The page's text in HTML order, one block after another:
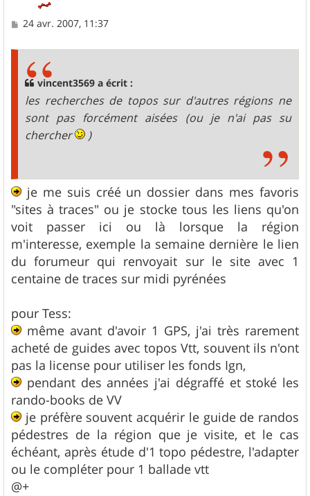
M
24 avr. 2007, 11:37
vincent3569 a écrit :
les recherches de topos sur d'autres régions ne
sont pas forcément aisées (ou je n'ai pas su
chercher
)
je me suis créé un dossier dans mes favoris
"sites à traces" ou je stocke tous les liens qu'on
voit passer ici ou là lorsque la région
m'interesse, exemple la semaine dernière le lien
du forumeur qui renvoyait sur le site avec 1
centaine de traces sur midi pyrénées
pour Tess:
même avant d'avoir 1 GPS, j'ai très rarement
acheté de guides avec topos Vtt, souvent ils n'ont
pas la license pour utiliser les fonds Ign,
pendant des années j'ai dégraffé et stoké les
rando-books de VV
je préfère souvent acquérir le guide de randos
pédestres de la région que je visite, et le cas
échéant, après étude d'1 topo pédestre, l'adapter
ou le compléter pour 1 ballade vtt
@+